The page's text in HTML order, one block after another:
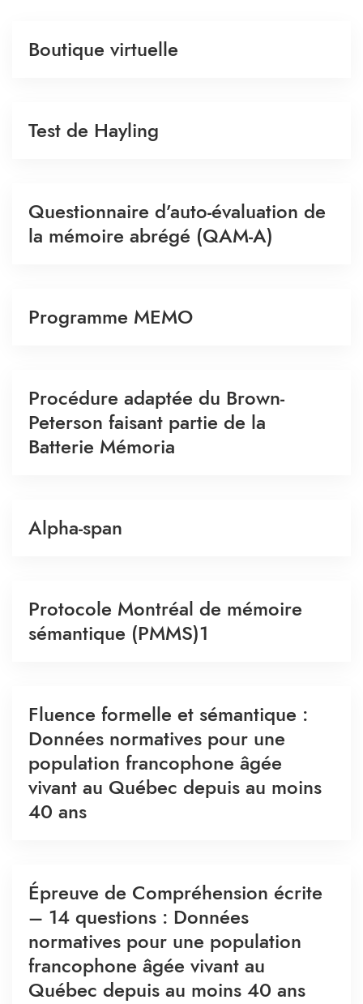
Boutique virtuelle
Test de Hayling
Questionnaire d’auto-évaluation de
la mémoire abrégé (QAM-A)
Programme MEMO
Procédure adaptée du Brown-
Peterson faisant partie de la
Batterie Mémoria
Alpha-span
Protocole Montréal de mémoire
sémantique (PMMS)1
Fluence formelle et sémantique :
Données normatives pour une
population francophone âgée
vivant au Québec depuis au moins
40 ans
Épreuve de Compréhension écrite
– 14 questions : Données
normatives pour une population
francophone âgée vivant au
Québec depuis au moins 40 ans